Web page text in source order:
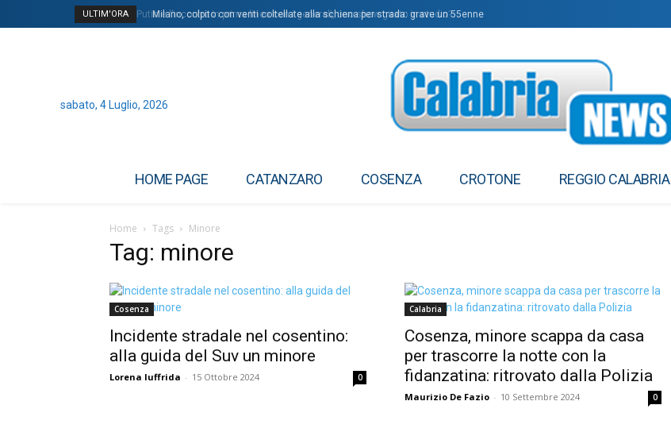
ULTIM'ORA Putin e l’incontro in prima linea con i generali, uno show girato in studio?
Milano, colpito con venti coltellate alla schiena per strada: grave un 55enne
sabato, 4 Luglio, 2026
HOME PAGE CATANZARO COSENZA CROTONE REGGIO CALABRIA
Home Tags Minore
Tag: minore
Cosenza
Incidente stradale nel cosentino:
alla guida del Suv un minore
Lorena Iuffrida - 15 Ottobre 2024 0
Calabria
Cosenza, minore scappa da casa
per trascorre la notte con la
fidanzatina: ritrovato dalla Polizia
Maurizio De Fazio - 10 Settembre 2024 0